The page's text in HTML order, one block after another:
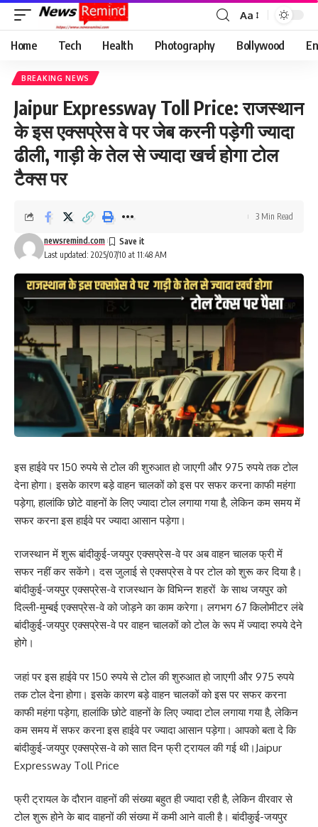
Font
Resizer
Aa
Home Tech Health Photography Bollywood
BREAKING NEWS
Jaipur Expressway Toll Price: राजस्थान
के इस एक्सप्रेस वे पर जेब करनी पड़ेगी ज्यादा
ढीली, गाड़ी के तेल से ज्यादा खर्च होगा टोल
टैक्स पर
Last updated: 2025/07/10 at 11:48 AM
newsremind.com
3 Min Read
इस हाईवे पर 150 रुपये से टोल की शुरुआत हो जाएगी और 975 रुपये तक टोल
देना होगा। इसके कारण बड़े वाहन चालकों को इस पर सफर करना काफी महंगा
पड़ेगा, हालांकि छोटे वाहनों के लिए ज्यादा टोल लगाया गया है, लेकिन कम समय में
सफर करना इस हाईवे पर ज्यादा आसान पड़ेगा।
राजस्थान में शुरू बांदीकुई-जयपुर एक्सप्रेस-वे पर अब वाहन चालक फ्री में
सफर नहीं कर सकेंगे। दस जुलाई से एक्सप्रेस वे पर टोल को शुरू कर दिया है।
बांदीकुई-जयपुर एक्सप्रेस-वे राजस्थान के विभिन्न शहरों के साथ जयपुर को
दिल्ली-मुम्बई एक्सप्रेस-वे को जोड़ने का काम करेगा। लगभग 67 किलोमीटर लंबे
बांदीकुई-जयपुर एक्सप्रेस-वे पर वाहन चालकों को टोल के रूप में ज्यादा रुपये देने
होगे।
जहां पर इस हाईवे पर 150 रुपये से टोल की शुरुआत हो जाएगी और 975 रुपये
तक टोल देना होगा। इसके कारण बड़े वाहन चालकों को इस पर सफर करना
काफी महंगा पड़ेगा, हालांकि छोटे वाहनों के लिए ज्यादा टोल लगाया गया है, लेकिन
कम समय में सफर करना इस हाईवे पर ज्यादा आसान पड़ेगा। आपको बता दे कि
बांदीकुई-जयपुर एक्सप्रेस-वे को सात दिन फ्री ट्रायल की गई थी।Jaipur
Expressway Toll Price
फ्री ट्रायल के दौरान वाहनों की संख्या बहुत ही ज्यादा रही है, लेकिन वीरवार से
टोल शुरू होने के बाद वाहनों की संख्या में कमी आने वाली है। बांदीकुई-जयपुर